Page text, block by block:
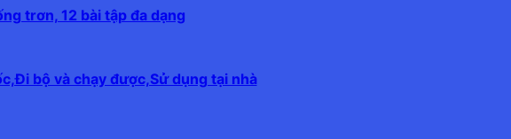
trơn, 12 bài tập đa dạng
bộ và chạy được,Sử dụng tại nhà